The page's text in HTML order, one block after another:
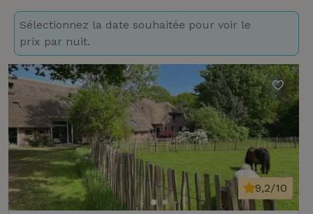
Sélectionnez la date souhaitée pour voir le
prix par nuit.
9,2/10